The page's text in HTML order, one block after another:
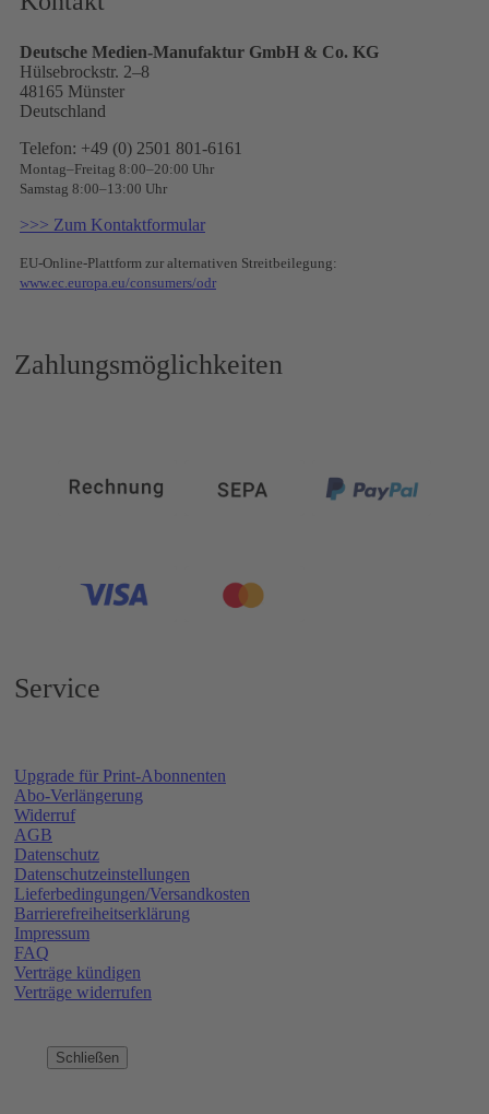
Deutsche Medien-Manufaktur GmbH & Co. KG
Hülsebrockstr. 2–8
48165 Münster
Deutschland
Telefon: +49 (0) 2501 801-6161
Montag–Freitag 8:00–20:00 Uhr
Samstag 8:00–13:00 Uhr
>>> Zum Kontaktformular
EU-Online-Plattform zur alternativen Streitbeilegung:
www.ec.europa.eu/consumers/odr
Zahlungsmöglichkeiten
Service
Upgrade für Print-Abonnenten
Abo-Verlängerung
Widerruf
AGB
Datenschutz
Datenschutzeinstellungen
Lieferbedingungen/Versandkosten
Barrierefreiheitserklärung
Impressum
FAQ
Verträge kündigen
Verträge widerrufen
Schließen